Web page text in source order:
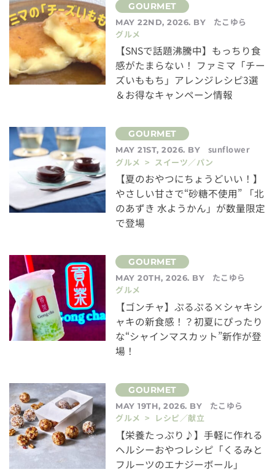
MAY 22ND, 2026. BY
たこゆら
グルメ
【SNSで話題沸騰中】もっちり食
感がたまらない！ ファミマ「チー
ズいももち」アレンジレシピ3選
＆お得なキャンペーン情報
MAY 21ST, 2026. BY
sunflower
グルメ > スイーツ／パン
【夏のおやつにちょうどいい！】
やさしい甘さで“砂糖不使用” 「北
のあずき 水ようかん」が数量限定
で登場
MAY 20TH, 2026. BY
たこゆら
グルメ
【ゴンチャ】ぷるぷる×シャキシ
ャキの新食感！？初夏にぴったり
な“シャインマスカット”新作が登
場！
MAY 19TH, 2026. BY
たこゆら
グルメ > レシピ／献立
【栄養たっぷり♪】手軽に作れる
ヘルシーおやつレシピ「くるみと
フルーツのエナジーボール」